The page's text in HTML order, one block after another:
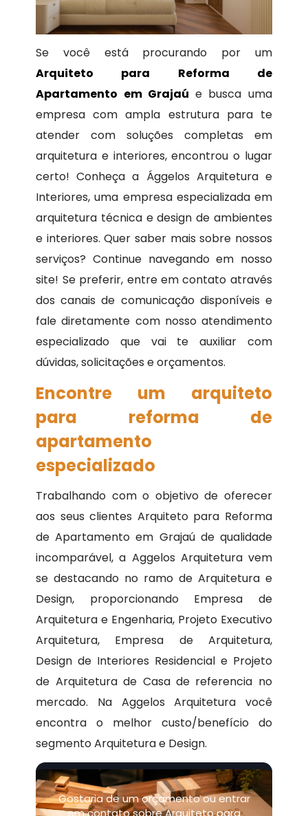
Se você está procurando por um
Arquiteto para Reforma de
Apartamento em Grajaú e busca uma
empresa com ampla estrutura para te
atender com soluções completas em
arquitetura e interiores, encontrou o lugar
certo! Conheça a Ággelos Arquitetura e
Interiores, uma empresa especializada em
arquitetura técnica e design de ambientes
e interiores. Quer saber mais sobre nossos
serviços? Continue navegando em nosso
site! Se preferir, entre em contato através
dos canais de comunicação disponíveis e
fale diretamente com nosso atendimento
especializado que vai te auxiliar com
dúvidas, solicitações e orçamentos.
Encontre um arquiteto
para reforma de
apartamento
especializado
Trabalhando com o objetivo de oferecer
aos seus clientes Arquiteto para Reforma
de Apartamento em Grajaú de qualidade
incomparável, a Aggelos Arquitetura vem
se destacando no ramo de Arquitetura e
Design, proporcionando Empresa de
Arquitetura e Engenharia, Projeto Executivo
Arquitetura, Empresa de Arquitetura,
Design de Interiores Residencial e Projeto
de Arquitetura de Casa de referencia no
mercado. Na Aggelos Arquitetura você
encontra o melhor custo/benefício do
segmento Arquitetura e Design.
Gostaria de um orçamento ou entrar